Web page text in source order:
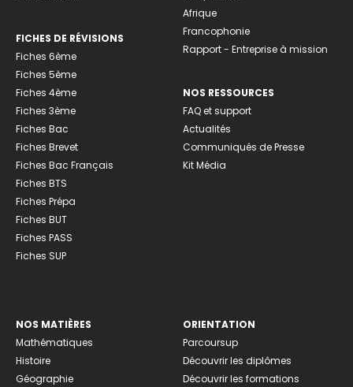
FICHES DE RÉVISIONS
Fiches 6ème
Fiches 5ème
Fiches 4ème
Fiches 3ème
Fiches Bac
Fiches Brevet
Fiches Bac Français
Fiches BTS
Fiches Prépa
Fiches BUT
Fiches PASS
Fiches SUP
Afrique
Francophonie
Rapport - Entreprise à mission
NOS RESSOURCES
FAQ et support
Actualités
Communiqués de Presse
Kit Média
NOS MATIÈRES
Mathématiques
Histoire
Géographie
ORIENTATION
Parcoursup
Découvrir les diplômes
Découvrir les formations